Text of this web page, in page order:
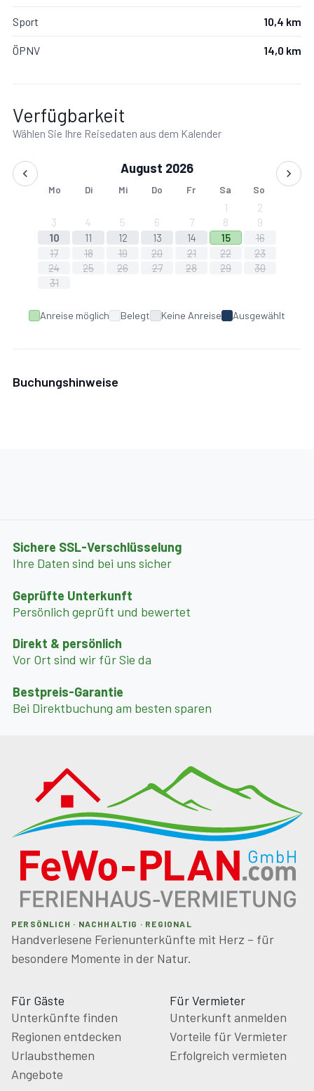
Veranda:
Esstisch (Personen: 10), WiFi Internet, Grill.
Terrassenmöbel, vier Sonnenliegen.
Parkplatz: Innerhalb des Eigentums, drei Parkplätze.
Sport 10,4 km
ÖPNV 14,0 km
Verfügbarkeit
Wählen Sie Ihre Reisedaten aus dem Kalender
August 2026
Mo Di Mi Do Fr Sa So
1
2
3
4 5 6 7 8
9
10
11 12 13 14 15
16
17
18 19 20 21 22
23
24
25 26 27 28 29
30
31
Anreise möglich Belegt Keine Anreise Ausgewählt
Buchungshinweise
Sichere SSL-Verschlüsselung
Ihre Daten sind bei uns sicher
Geprüfte Unterkunft
Persönlich geprüft und bewertet
Direkt & persönlich
Vor Ort sind wir für Sie da
Bestpreis-Garantie
Bei Direktbuchung am besten sparen
PERSÖNLICH · NACHHALTIG · REGIONAL
Handverlesene Ferienunterkünfte mit Herz – für
besondere Momente in der Natur.
Für Gäste
Unterkünfte finden
Regionen entdecken
Urlaubsthemen
Angebote
Für Vermieter
Unterkunft anmelden
Vorteile für Vermieter
Erfolgreich vermieten